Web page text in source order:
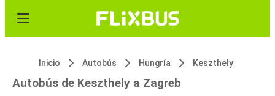
Inicio Autobús Hungría Keszthely
Autobús de Keszthely a Zagreb